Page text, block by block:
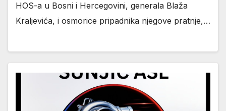
HOS-a u Bosni i Hercegovini, generala Blaža
Kraljevića, i osmorice pripadnika njegove pratnje,…